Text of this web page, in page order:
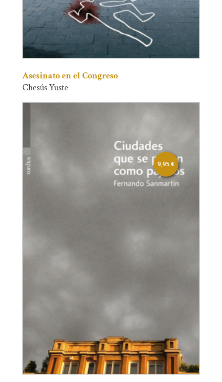
Asesinato en el Congreso
Chesús Yuste
9,95€